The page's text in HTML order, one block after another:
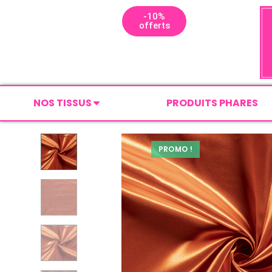
-10%
offerts
NOS TISSUS PRODUITS PHARES
PROMO !